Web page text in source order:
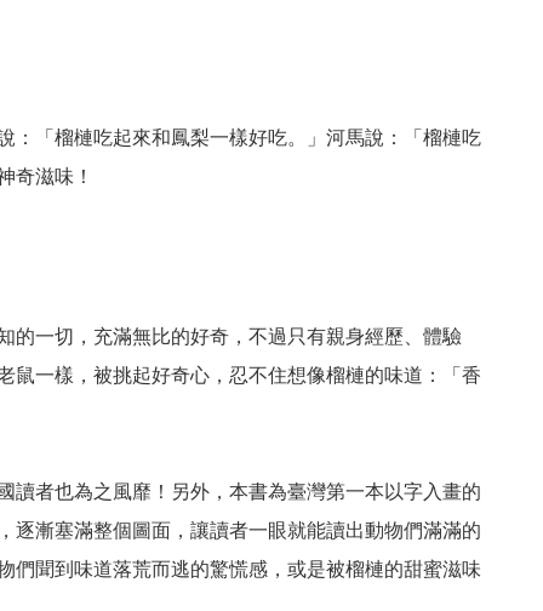
：「榴槤吃起來和鳳梨一樣好吃。」河馬說：「榴槤吃
奇滋味！
的一切，充滿無比的好奇，不過只有親身經歷、體驗
鼠一樣，被挑起好奇心，忍不住想像榴槤的味道：「香
讀者也為之風靡！另外，本書為臺灣第一本以字入畫的
逐漸塞滿整個圖面，讓讀者一眼就能讀出動物們滿滿的
們聞到味道落荒而逃的驚慌感，或是被榴槤的甜蜜滋味